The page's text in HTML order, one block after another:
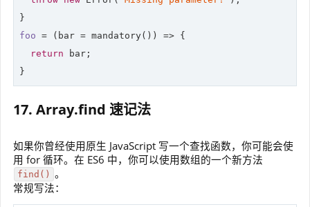
foo = (bar = mandatory()) => {
return bar;
}
17. Array.find 速记法
如果你曾经使用原生 JavaScript 写一个查找函数，你可能会使
用 for 循环。在 ES6 中，你可以使用数组的一个新方法
find() 。
常规写法：